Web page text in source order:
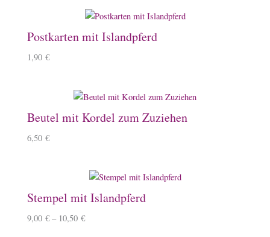
Postkarten mit Islandpferd
1,90 €
Beutel mit Kordel zum Zuziehen
6,50 €
Stempel mit Islandpferd
9,00 € – 10,50 €